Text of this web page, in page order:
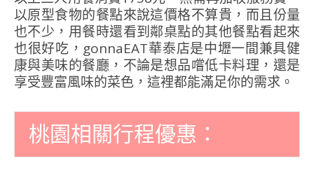
以原型食物的餐點來說這價格不算貴，而且份量
也不少，用餐時還看到鄰桌點的其他餐點看起來
也很好吃，gonnaEAT華泰店是中壢一間兼具健
康與美味的餐廳，不論是想品嚐低卡料理，還是
享受豐富風味的菜色，這裡都能滿足你的需求。
桃園相關行程優惠：